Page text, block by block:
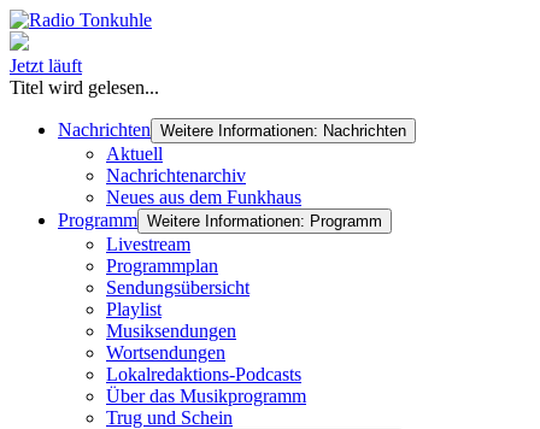
Jetzt läuft
Titel wird gelesen...
Nachrichten Weitere Informationen: Nachrichten
Aktuell
Nachrichtenarchiv
Neues aus dem Funkhaus
Programm Weitere Informationen: Programm
Livestream
Programmplan
Sendungsübersicht
Playlist
Musiksendungen
Wortsendungen
Lokalredaktions-Podcasts
Über das Musikprogramm
Trug und Schein